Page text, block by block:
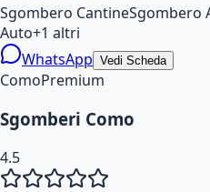
Sgombero CantineSgombero
Auto+1 altri
WhatsApp Vedi Scheda
ComoPremium
Sgomberi Como
4.5